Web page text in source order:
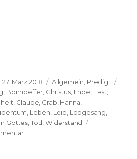
Veröffentlicht
am
27. März 2018 Kategorien
Allgemein Predigt
Bonhoeffer Christus Ende Fest
Glaube Grab Hanna
Leben Leib Lobgesang
Gottes ,Tod ,Widerstand
zu